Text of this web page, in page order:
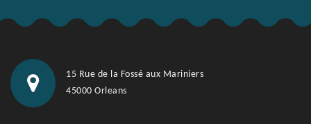
15 Rue de la Fossé aux Mariniers
45000 Orleans